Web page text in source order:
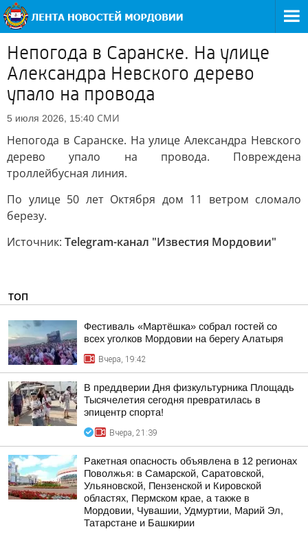
Непогода в Саранске. На улице
Александра Невского дерево
упало на провода
5 июля 2026, 15:40 СМИ
Непогода в Саранске. На улице Александра Невского
дерево упало на провода. Повреждена
троллейбусная линия.
По улице 50 лет Октября дом 11 ветром сломало
березу.
Источник: Telegram-канал "Известия Мордовии"
ТОП
Фестиваль «Мартёшка» собрал гостей со
всех уголков Мордовии на берегу Алатыря
Вчера, 19:42
В преддверии Дня физкультурника Площадь
Тысячелетия сегодня превратилась в
эпицентр спорта!
Вчера, 21:39
Ракетная опасность объявлена в 12 регионах
Поволжья: в Самарской, Саратовской,
Ульяновской, Пензенской и Кировской
областях, Пермском крае, а также в
Мордовии, Чувашии, Удмуртии, Марий Эл,
Татарстане и Башкирии